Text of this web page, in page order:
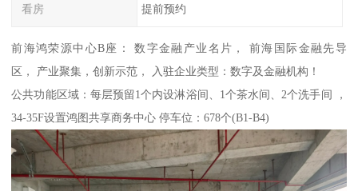
看房 提前预约
前海鸿荣源中心B座： 数字金融产业名片， 前海国际金融先导
区， 产业聚集，创新示范， 入驻企业类型：数字及金融机构！
公共功能区域：每层预留1个内设淋浴间、1个茶水间、2个洗手间 ，
34-35F设置鸿图共享商务中心 停车位：678个(B1-B4)